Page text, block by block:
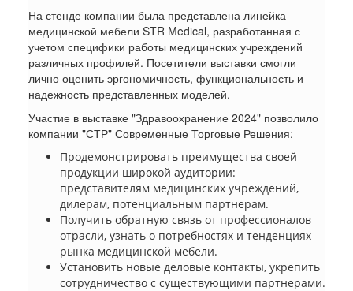
На стенде компании была представлена линейка
медицинской мебели STR Medical, разработанная с
учетом специфики работы медицинских учреждений
различных профилей. Посетители выставки смогли
лично оценить эргономичность, функциональность и
надежность представленных моделей.
Участие в выставке "Здравоохранение 2024" позволило
компании "СТР" Современные Торговые Решения:
Продемонстрировать преимущества своей
продукции широкой аудитории:
представителям медицинских учреждений,
дилерам, потенциальным партнерам.
Получить обратную связь от профессионалов
отрасли, узнать о потребностях и тенденциях
рынка медицинской мебели.
Установить новые деловые контакты, укрепить
сотрудничество с существующими партнерами.